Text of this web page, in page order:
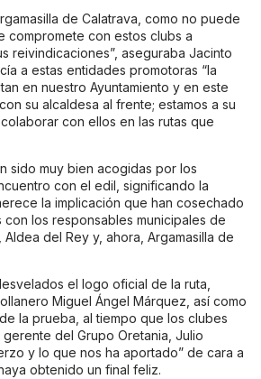
de Calatrava, como no puede
compromete con estos clubs a
reivindicaciones”, aseguraba Jacinto
a estas entidades promotoras “la
en nuestro Ayuntamiento y en este
su alcaldesa al frente; estamos a su
con ellos en las rutas que
sido muy bien acogidas por los
con el edil, significando la
la implicación que han cosechado
con los responsables municipales de
del Rey y, ahora, Argamasilla de
el logo oficial de la ruta,
Miguel Ángel Márquez, así como
la prueba, al tiempo que los clubes
del Grupo Oretania, Julio
y lo que nos ha aportado” de cara a
obtenido un final feliz.